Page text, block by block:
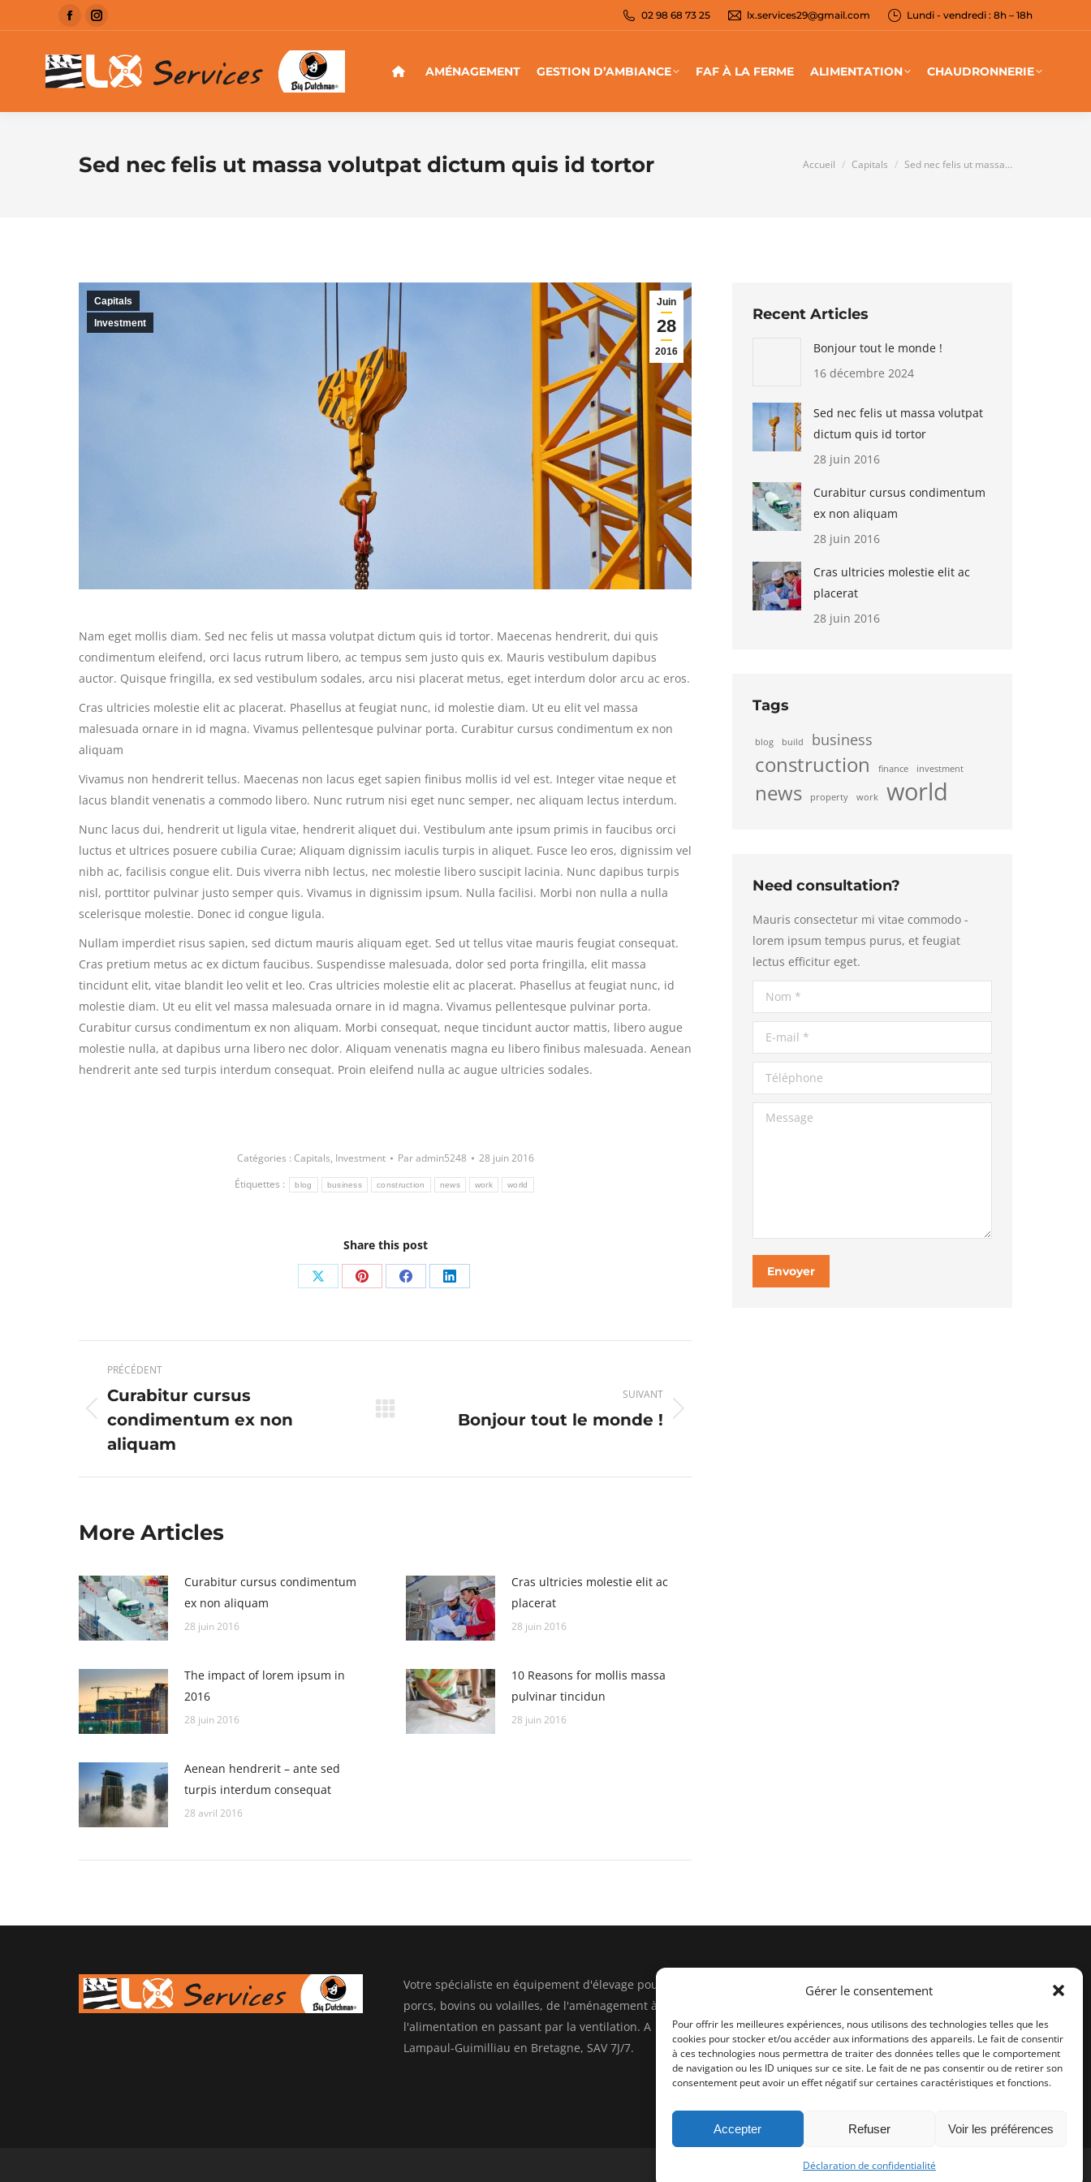
Gérer le consentement
Pour offrir les meilleures expériences, nous utilisons des technologies telles que les
cookies pour stocker et/ou accéder aux informations des appareils. Le fait de consentir
à ces technologies nous permettra de traiter des données telles que le comportement
de navigation ou les ID uniques sur ce site. Le fait de ne pas consentir ou de retirer son
consentement peut avoir un effet négatif sur certaines caractéristiques et fonctions.
Accepter Refuser Voir les préférences
Déclaration de confidentialité
Facebook
dans
nouvelle
La
Instagram
dans
nouvelle
02 98 68 73 25 lx.services29@gmail.com Lundi - vendredi : 8h – 18h
AMÉNAGEMENT GESTION D’AMBIANCE FAF À LA FERME ALIMENTATION CHAUDRONNERIE
Sed nec felis ut massa volutpat dictum quis id tortor Vous êtes ici :
Accueil Capitals Sed nec felis ut massa…
Juin
28
2016
Capitals
Investment
Nam eget mollis diam. Sed nec felis ut massa volutpat dictum quis id tortor. Maecenas hendrerit, dui quis
condimentum eleifend, orci lacus rutrum libero, ac tempus sem justo quis ex. Mauris vestibulum dapibus
auctor. Quisque fringilla, ex sed vestibulum sodales, arcu nisi placerat metus, eget interdum dolor arcu ac eros.
Cras ultricies molestie elit ac placerat. Phasellus at feugiat nunc, id molestie diam. Ut eu elit vel massa
malesuada ornare in id magna. Vivamus pellentesque pulvinar porta. Curabitur cursus condimentum ex non
aliquam
Vivamus non hendrerit tellus. Maecenas non lacus eget sapien finibus mollis id vel est. Integer vitae neque et
lacus blandit venenatis a commodo libero. Nunc rutrum nisi eget nunc semper, nec aliquam lectus interdum.
Nunc lacus dui, hendrerit ut ligula vitae, hendrerit aliquet dui. Vestibulum ante ipsum primis in faucibus orci
luctus et ultrices posuere cubilia Curae; Aliquam dignissim iaculis turpis in aliquet. Fusce leo eros, dignissim vel
nibh ac, facilisis congue elit. Duis viverra nibh lectus, nec molestie libero suscipit lacinia. Nunc dapibus turpis
nisl, porttitor pulvinar justo semper quis. Vivamus in dignissim ipsum. Nulla facilisi. Morbi non nulla a nulla
scelerisque molestie. Donec id congue ligula.
Nullam imperdiet risus sapien, sed dictum mauris aliquam eget. Sed ut tellus vitae mauris feugiat consequat.
Cras pretium metus ac ex dictum faucibus. Suspendisse malesuada, dolor sed porta fringilla, elit massa
tincidunt elit, vitae blandit leo velit et leo. Cras ultricies molestie elit ac placerat. Phasellus at feugiat nunc, id
molestie diam. Ut eu elit vel massa malesuada ornare in id magna. Vivamus pellentesque pulvinar porta.
Curabitur cursus condimentum ex non aliquam. Morbi consequat, neque tincidunt auctor mattis, libero augue
molestie nulla, at dapibus urna libero nec dolor. Aliquam venenatis magna eu libero finibus malesuada. Aenean
hendrerit ante sed turpis interdum consequat. Proin eleifend nulla ac augue ultricies sodales.
Catégories : Capitals, Investment Paradmin5248
28 juin 2016
Étiquettes :
blog business construction news work world
Share this post
Partager
X
Partager
Pinterest
Partager
Facebook
Partager
LinkedIn
Navigation
article
PRÉCÉDENT
Article
précédent
Curabitur cursus
condimentum ex non
aliquam
SUIVANT
Bonjour tout le monde !
More Articles
Curabitur cursus condimentum
ex non aliquam
28 juin 2016
Cras ultricies molestie elit ac
placerat
28 juin 2016
The impact of lorem ipsum in
2016
28 juin 2016
10 Reasons for mollis massa
pulvinar tincidun
28 juin 2016
Aenean hendrerit – ante sed
turpis interdum consequat
28 avril 2016
Recent Articles
Bonjour tout le monde !
16 décembre 2024
Sed nec felis ut massa volutpat
dictum quis id tortor
28 juin 2016
Curabitur cursus condimentum
ex non aliquam
28 juin 2016
Cras ultricies molestie elit ac
placerat
28 juin 2016
Tags
blog build business
construction finance investment
news property work world
Need consultation?
Mauris consectetur mi vitae commodo -
lorem ipsum tempus purus, et feugiat
lectus efficitur eget.
Nom *
E-mail *
Téléphone
Message
Envoyer
Votre spécialiste en équipement d'élevage pour
porcs, bovins ou volailles, de l'aménagement à
l'alimentation en passant par la ventilation. A
Lampaul-Guimilliau en Bretagne, SAV 7J/7.
Retrouvez-nous sur :
Instagram
© LX Services 2025 - Tous droits réservés